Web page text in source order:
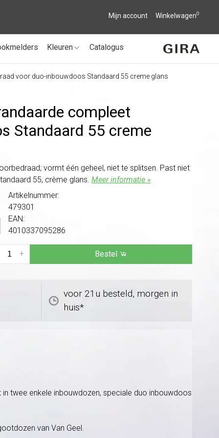
Mijn account Winkelwagen0
Kleuren Catalogus
voor duo-inbouwdoos Standaard 55 creme glans
compleet
Standaard 55 creme
vormt één geheel, niet te splitsen. Past niet
55, crème glans.Meer informatie »
Artikelnummer:
479301
EAN:
4010337095286
+ Bestel
voor 21u besteld, morgen in
huis*
twee enkele inbouwdozen, speciale duo inbouwdoos
van Van Geel.